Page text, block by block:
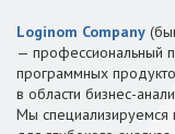
Loginom Company
— профессиональный
программных
в области бизнес-
Мы специализируемся